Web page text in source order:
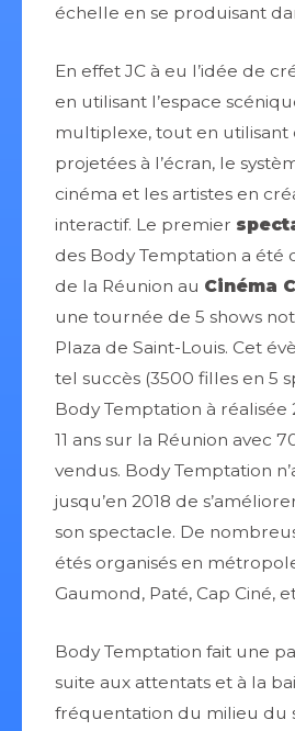
échelle en se produisant
En effet JC à eu l’idée de
en utilisant l’espace
multiplexe, tout en utilisant
projetées à l’écran, le
cinéma et les artistes en
interactif. Le premier
des Body Temptation a été
de la Réunion au Cinéma
une tournée de 5 shows
Plaza de Saint-Louis. Cet
tel succès (3500 filles en 5
Body Temptation à réalisée
11 ans sur la Réunion avec
vendus. Body Temptation
jusqu’en 2018 de
son spectacle. De
étés organisés en
Gaumond, Paté, Cap Ciné,
Body Temptation fait une
suite aux attentats et à la
fréquentation du milieu du